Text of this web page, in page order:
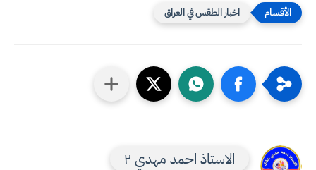
اخبار الطقس في العراق
الاستاذ احمد مهدي ٢